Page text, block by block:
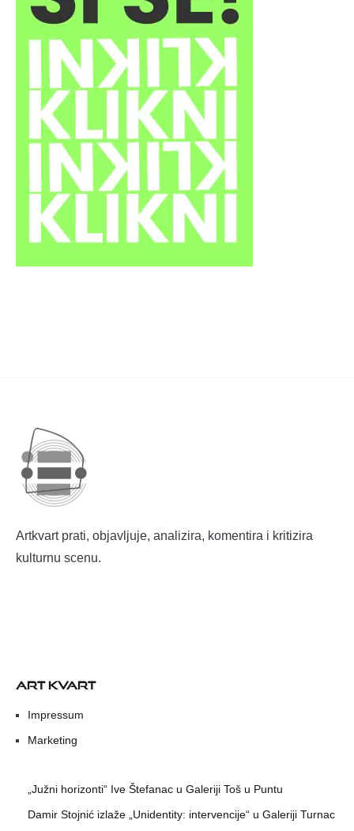
Artkvart prati, objavljuje, analizira, komentira i kritizira
kulturnu scenu.
ART KVART
Impressum
Marketing
„Južni horizonti“ Ive Štefanac u Galeriji Toš u Puntu
Damir Stojnić izlaže „Unidentity: intervencije“ u Galeriji Turnac